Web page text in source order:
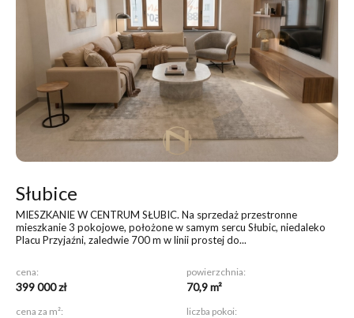
Słubice
MIESZKANIE W CENTRUM SŁUBIC. Na sprzedaż przestronne
mieszkanie 3 pokojowe, położone w samym sercu Słubic, niedaleko
Placu Przyjaźni, zaledwie 700 m w linii prostej do...
cena:
399 000 zł
powierzchnia:
70,9 m²
cena za m²: liczba pokoi: